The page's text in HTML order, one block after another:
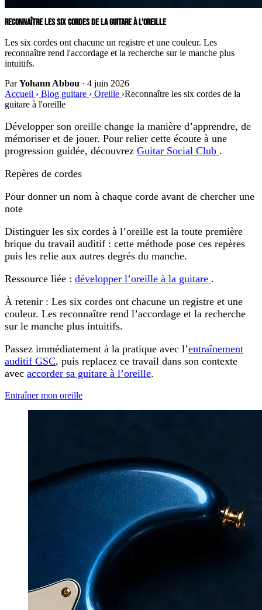
RECONNAÎTRE LES SIX CORDES DE LA GUITARE À L'OREILLE
Les six cordes ont chacune un registre et une couleur. Les
reconnaître rend l'accordage et la recherche sur le manche plus
intuitifs.
ParYohann Abbou · 4 juin 2026
Accueil › Blog guitare › Oreille ›Reconnaître les six cordes de la
guitare à l'oreille
Développer son oreille change la manière d’apprendre, de
mémoriser et de jouer. Pour relier cette écoute à une
progression guidée, découvrez Guitar Social Club .
Repères de cordes
Pour donner un nom à chaque corde avant de chercher une
note
Distinguer les six cordes à l’oreille est la toute première
brique du travail auditif : cette méthode pose ces repères
puis les relie aux autres degrés du manche.
Ressource liée : développer l’oreille à la guitare .
À retenir : Les six cordes ont chacune un registre et une
couleur. Les reconnaître rend l’accordage et la recherche
sur le manche plus intuitifs.
Passez immédiatement à la pratique avec l’entraînement
auditif GSC, puis replacez ce travail dans son contexte
avec accorder sa guitare à l’oreille.
Entraîner mon oreille